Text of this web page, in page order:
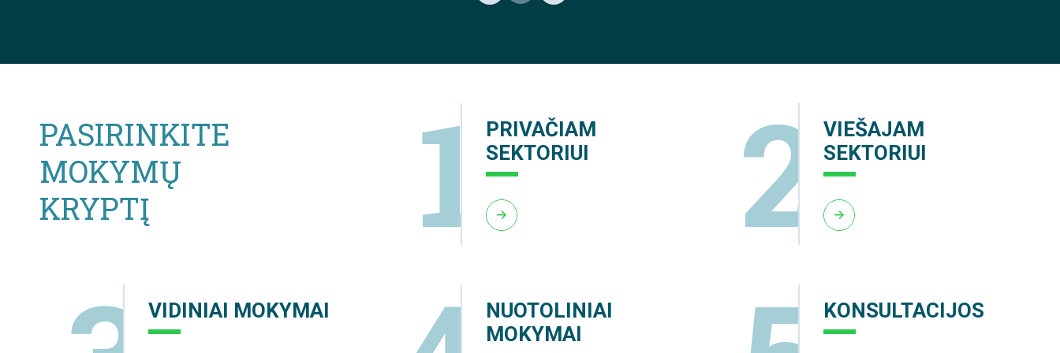
PASIRINKITE
MOKYMŲ
KRYPTĮ
1
PRIVAČIAM
SEKTORIUI
2
VIEŠAJAM
SEKTORIUI
VIDINIAI MOKYMAI
NUOTOLINIAI
MOKYMAI
KONSULTACIJOS